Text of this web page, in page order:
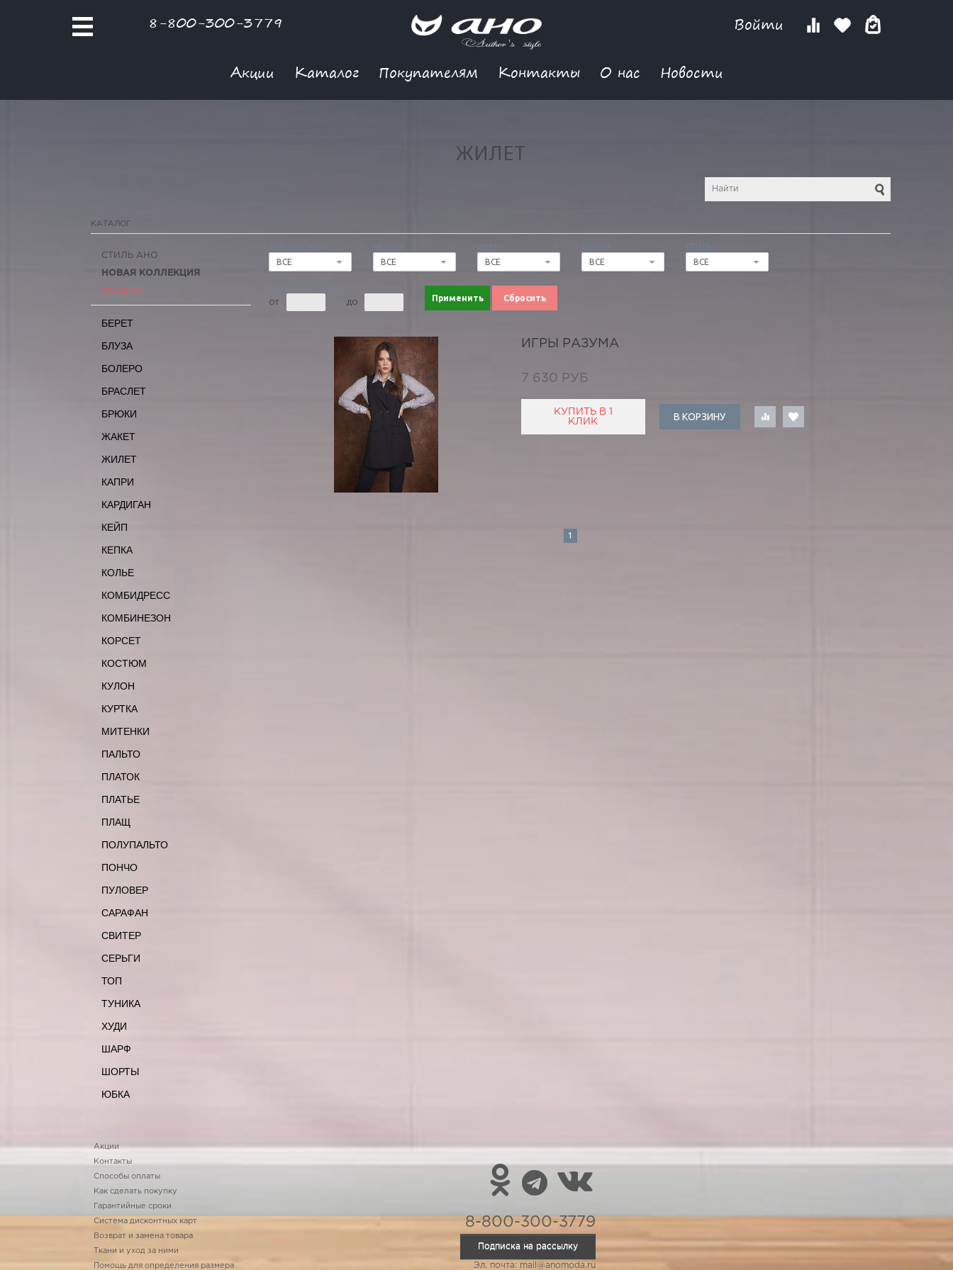
8-800-300-3779 Войти
Акции Каталог Покупателям Контакты О нас Новости
ЖИЛЕТ
КАТАЛОГ
ВСЕ
ВСЕ
ВСЕ
ВСЕ
СТИЛЬ
ВСЕ
ОТ ДО Применить Сбросить
СТИЛЬ АНО
НОВАЯ КОЛЛЕКЦИЯ
СКИДКА
БЕРЕТ
БЛУЗА
БОЛЕРО
БРАСЛЕТ
БРЮКИ
ЖАКЕТ
ЖИЛЕТ
КАПРИ
КАРДИГАН
КЕЙП
КЕПКА
КОЛЬЕ
КОМБИДРЕСС
КОМБИНЕЗОН
КОРСЕТ
КОСТЮМ
КУЛОН
КУРТКА
МИТЕНКИ
ПАЛЬТО
ПЛАТОК
ПЛАТЬЕ
ПЛАЩ
ПОЛУПАЛЬТО
ПОНЧО
ПУЛОВЕР
САРАФАН
СВИТЕР
СЕРЬГИ
ТОП
ТУНИКА
ХУДИ
ШАРФ
ШОРТЫ
ЮБКА
ИГРЫ РАЗУМА
7 630 РУБ
КУПИТЬ В 1
КЛИК
В КОРЗИНУ
1
Акции
Контакты
Способы оплаты
Как сделать покупку
Гарантийные сроки
Система дисконтных карт
Возврат и замена товара
Ткани и уход за ними
Помощь для определения размера
8-800-300-3779
Подписка на рассылку
Эл. почта: mail@anomoda.ru